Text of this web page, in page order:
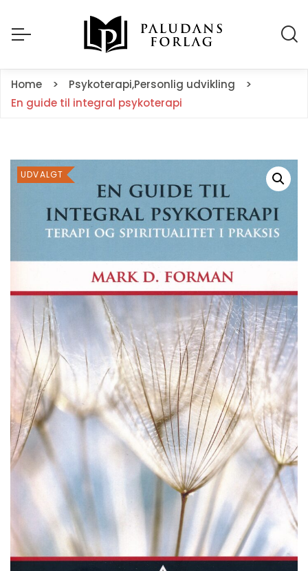
Home Psykoterapi,Personlig udvikling
En guide til integral psykoterapi
UDVALGT